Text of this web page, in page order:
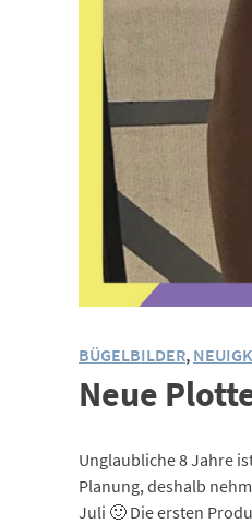
BÜGELBILDER,
Neue
Unglaubliche 8 Jahre
Planung, deshalb
Juli 🙂 Die ersten